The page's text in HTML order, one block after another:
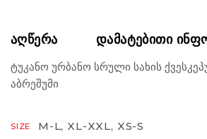
ᲐᲦᲬᲔᲠᲐ ᲓᲐᲛᲐᲢᲔᲑᲘᲗᲘ
ტუკანო ურბანო სრული სახის
აბრეშუმი
SIZE M-L, XL-XXL, XS-S